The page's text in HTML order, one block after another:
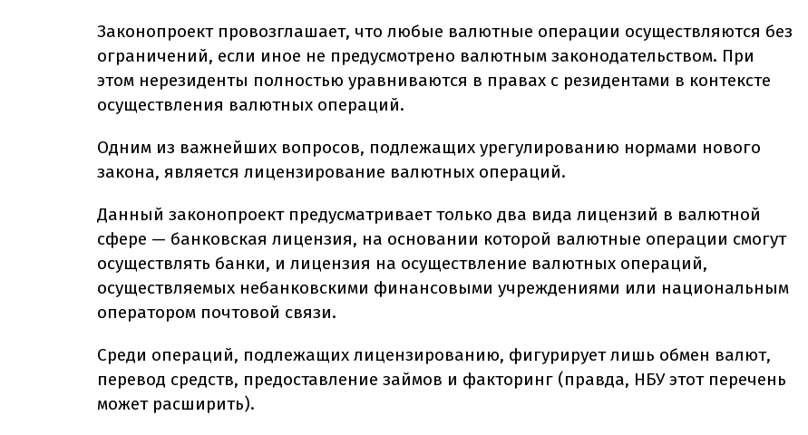
Законопроект провозглашает, что любые валютные операции осуществляются без
ограничений, если иное не предусмотрено валютным законодательством. При
этом нерезиденты полностью уравниваются в правах с резидентами в контексте
осуществления валютных операций.
Одним из важнейших вопросов, подлежащих урегулированию нормами нового
закона, является лицензирование валютных операций.
Данный законопроект предусматривает только два вида лицензий в валютной
сфере — банковская лицензия, на основании которой валютные операции смогут
осуществлять банки, и лицензия на осуществление валютных операций,
осуществляемых небанковскими финансовыми учреждениями или национальным
оператором почтовой связи.
Среди операций, подлежащих лицензированию, фигурирует лишь обмен валют,
перевод средств, предоставление займов и факторинг (правда, НБУ этот перечень
может расширить).